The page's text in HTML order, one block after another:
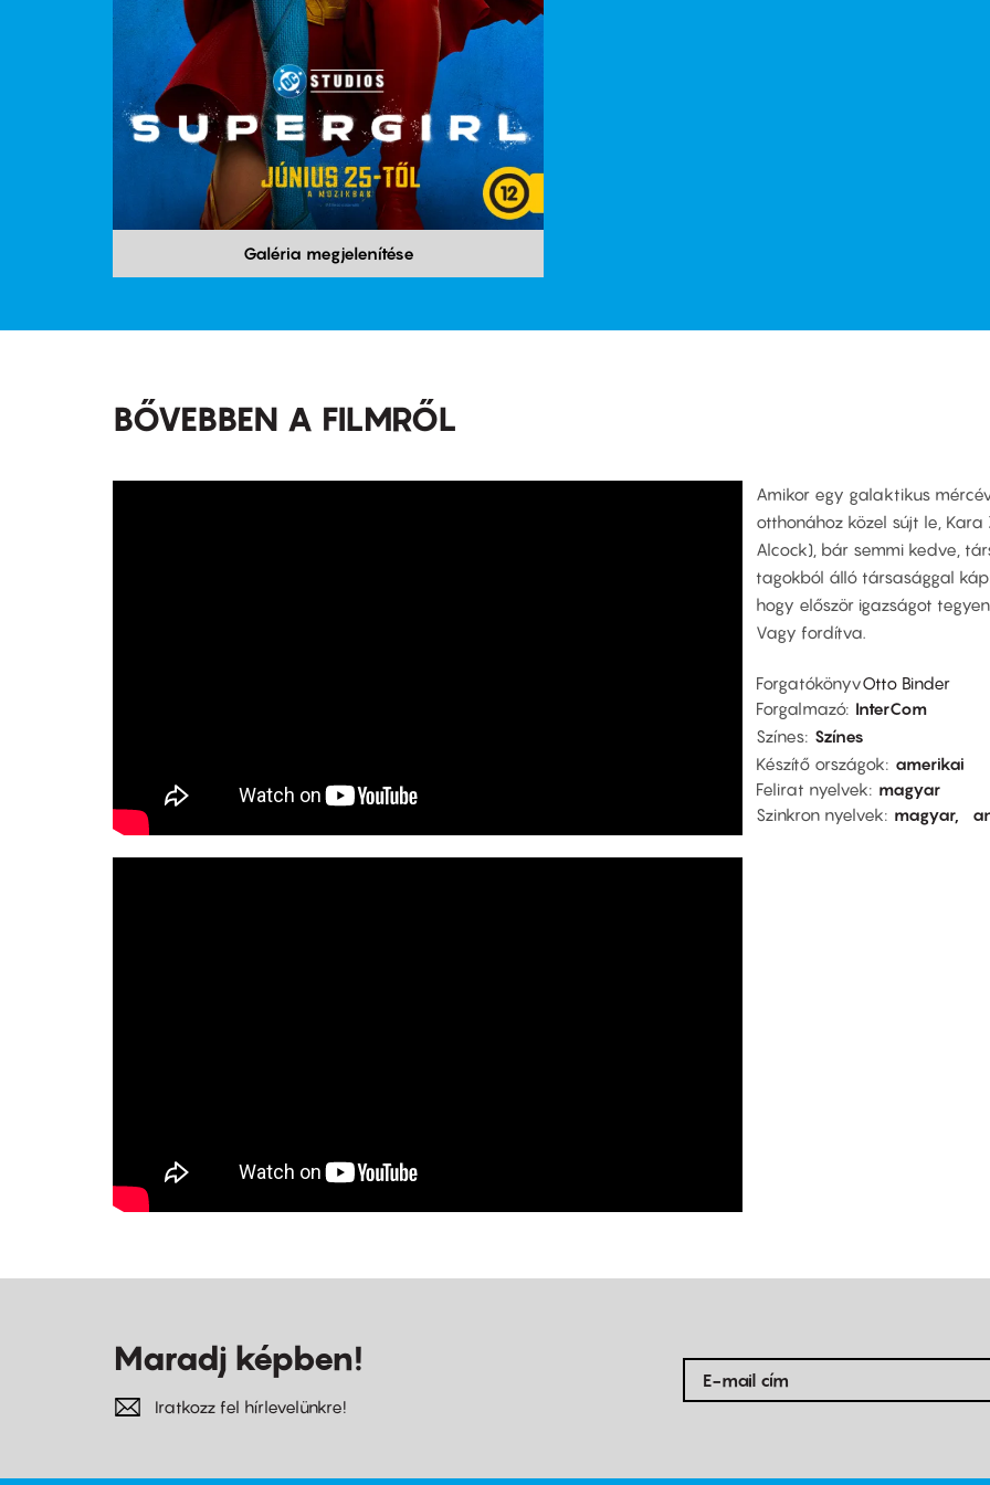
Galéria megjelenítése
BŐVEBBEN A FILMRŐL
Amikor egy galaktikus
otthonához közel sújt le,
Alcock), bár semmi kedve,
tagokból álló társasággal
hogy először igazságot
Vagy fordítva.
ForgatókönyvOtto Binder
Forgalmazó InterCom
Színes Színes
Készítő országok
amerikai
Felirat nyelvek
magyar
Szinkron nyelvek
magyar
Maradj képben!
Iratkozz fel hírlevelünkre!